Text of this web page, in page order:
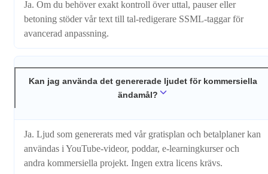
Ja. Om du behöver exakt kontroll över uttal, pauser eller
betoning stöder vår text till tal-redigerare SSML-taggar för
avancerad anpassning.
Kan jag använda det genererade ljudet för kommersiella
ändamål?
Ja. Ljud som genererats med vår gratisplan och betalplaner kan
användas i YouTube-videor, poddar, e-learningkurser och
andra kommersiella projekt. Ingen extra licens krävs.